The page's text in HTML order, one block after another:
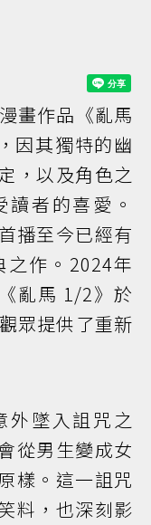
畫作品《亂馬
因其獨特的幽
，以及角色之
者的喜愛。
播至今已經有
作。2024年
亂馬 1/2》於
眾提供了重新
外墜入詛咒之
從男生變成女
樣。這一詛咒
料，也深刻影